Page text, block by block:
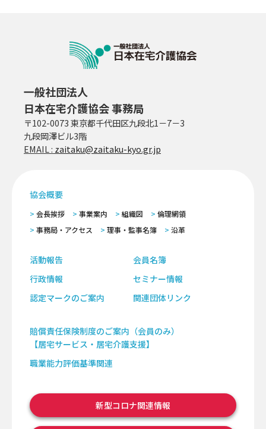
一般社団法人
日本在宅介護協会 事務局
〒102-0073 東京都千代田区九段北1－7－3
九段岡澤ビル3階
EMAIL : zaitaku@zaitaku-kyo.gr.jp
協会概要
会長挨拶 事業案内 組織図
倫理網領
事務局・アクセス
理事・監事名簿 沿革
活動報告
会員名簿
行政情報
セミナー情報
認定マークのご案内
関連団体リンク
賠償責任保険制度のご案内（会員のみ）
【居宅サービス・居宅介護支援】
職業能力評価基準関連
新型コロナ関連情報